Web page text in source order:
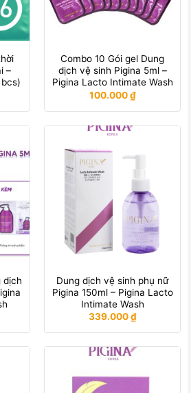
–
Combo 10 Gói gel Dung
dịch vệ sinh Pigina 5ml –
Pigina Lacto Intimate Wash
100.000₫
dịch
Dung dịch vệ sinh phụ nữ
Pigina 150ml – Pigina Lacto
Intimate Wash
339.000₫